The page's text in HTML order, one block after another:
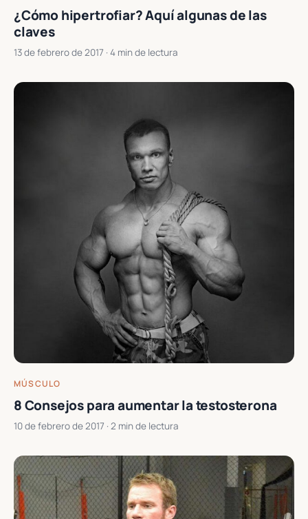
¿Cómo hipertrofiar? Aquí algunas de las
claves
13 de febrero de 2017 · 4 min de lectura
MÚSCULO
8 Consejos para aumentar la testosterona
10 de febrero de 2017 · 2 min de lectura